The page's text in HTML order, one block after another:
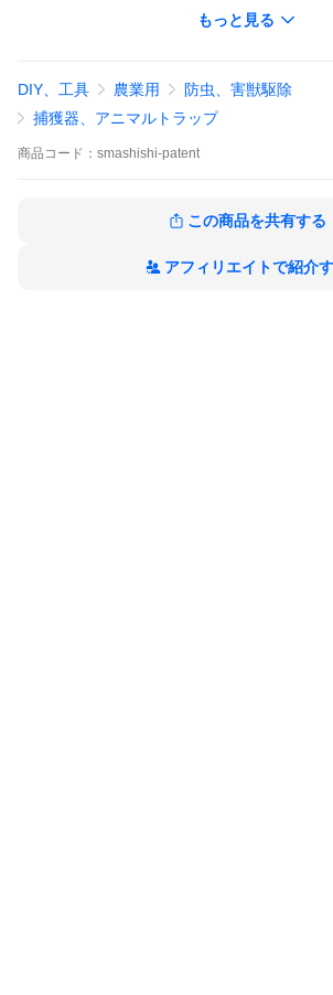
バージョンアップしました！
モバイルルータ不要のSIMカード仕様カメラ
これまではモバイルルータでネットワークカ
したが、
SIMカード仕様のネットワークカメラを使う
狩猟者の皆さまは、すでにたくさんの箱ワナ
理由は獲れない、箱ワナに入らないせいです
最初は入ったはずですが、獲物は学習をしま
もっと見る
DIY、工具 農業用
防虫、害獣駆除
捕獲器、アニマルトラップ
商品 コード： smashishi-patent
この商品を共有する
アフィリエイトで紹介